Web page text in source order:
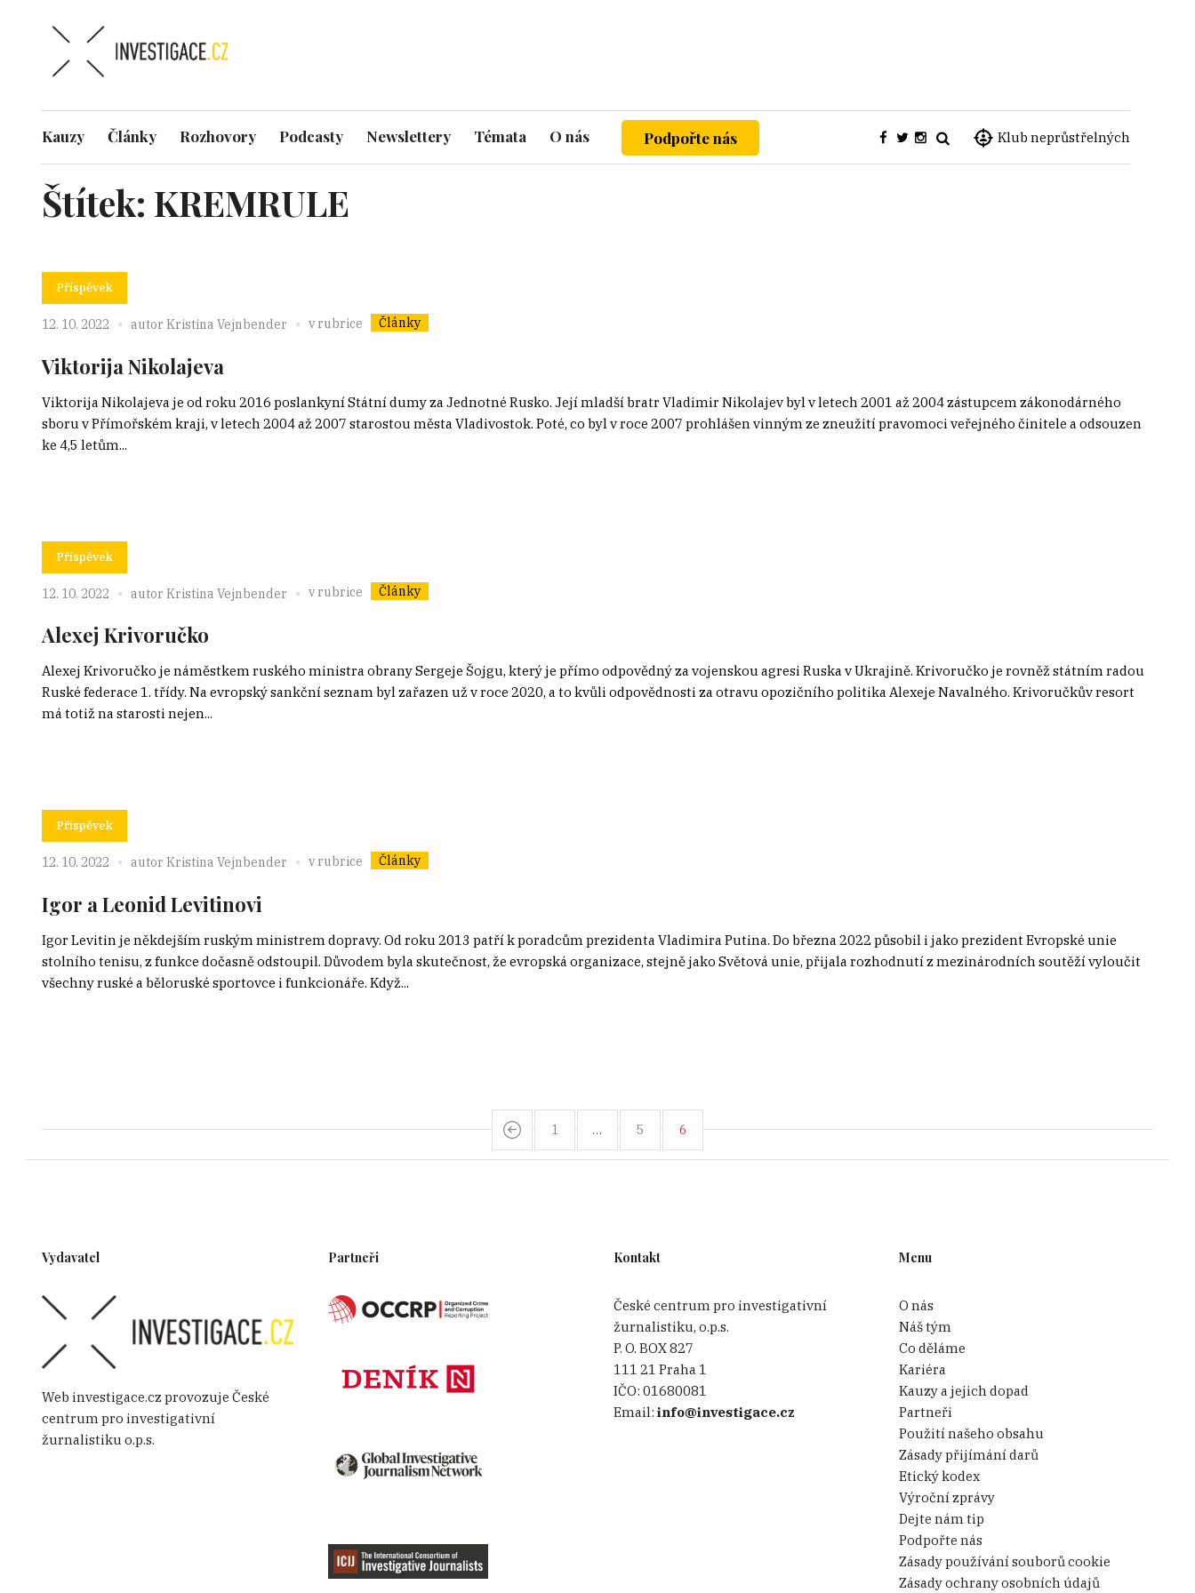
Klub neprůstřelných
Kauzy Články Rozhovory Podcasty Newslettery Témata O nás Podpořte nás
Štítek: KREMRULE
Příspěvek
12. 10. 2022 autor Kristina Vejnbender v rubrice Články
Viktorija Nikolajeva
Viktorija Nikolajeva je od roku 2016 poslankyní Státní dumy za Jednotné Rusko. Její mladší bratr Vladimir Nikolajev byl v letech 2001 až 2004 zástupcem zákonodárného
sboru v Přímořském kraji, v letech 2004 až 2007 starostou města Vladivostok. Poté, co byl v roce 2007 prohlášen vinným ze zneužití pravomoci veřejného činitele a odsouzen
ke 4,5 letům...
Příspěvek
12. 10. 2022 autor Kristina Vejnbender v rubrice Články
Alexej Krivoručko
Alexej Krivoručko je náměstkem ruského ministra obrany Sergeje Šojgu, který je přímo odpovědný za vojenskou agresi Ruska v Ukrajině. Krivoručko je rovněž státním radou
Ruské federace 1. třídy. Na evropský sankční seznam byl zařazen už v roce 2020, a to kvůli odpovědnosti za otravu opozičního politika Alexeje Navalného. Krivoručkův resort
má totiž na starosti nejen...
Příspěvek
12. 10. 2022 autor Kristina Vejnbender v rubrice Články
Igor a Leonid Levitinovi
Igor Levitin je někdejším ruským ministrem dopravy. Od roku 2013 patří k poradcům prezidenta Vladimira Putina. Do března 2022 působil i jako prezident Evropské unie
stolního tenisu, z funkce dočasně odstoupil. Důvodem byla skutečnost, že evropská organizace, stejně jako Světová unie, přijala rozhodnutí z mezinárodních soutěží vyloučit
všechny ruské a běloruské sportovce i funkcionáře. Když...
1 … 5 6
Vydavatel
Web investigace.cz provozuje České
centrum pro investigativní
žurnalistiku o.p.s.
Partneři Kontakt
České centrum pro investigativní
žurnalistiku, o.p.s.
P. O. BOX 827
111 21 Praha 1
IČO: 01680081
Email: info@investigace.cz
Menu
O nás
Náš tým
Co děláme
Kariéra
Kauzy a jejich dopad
Partneři
Použití našeho obsahu
Zásady přijímání darů
Etický kodex
Výroční zprávy
Dejte nám tip
Podpořte nás
Zásady používání souborů cookie
Zásady ochrany osobních údajů